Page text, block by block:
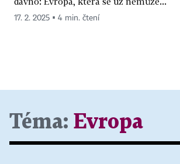
17. 2. 2025 ▪ 4 min. čtení
Téma: Evropa